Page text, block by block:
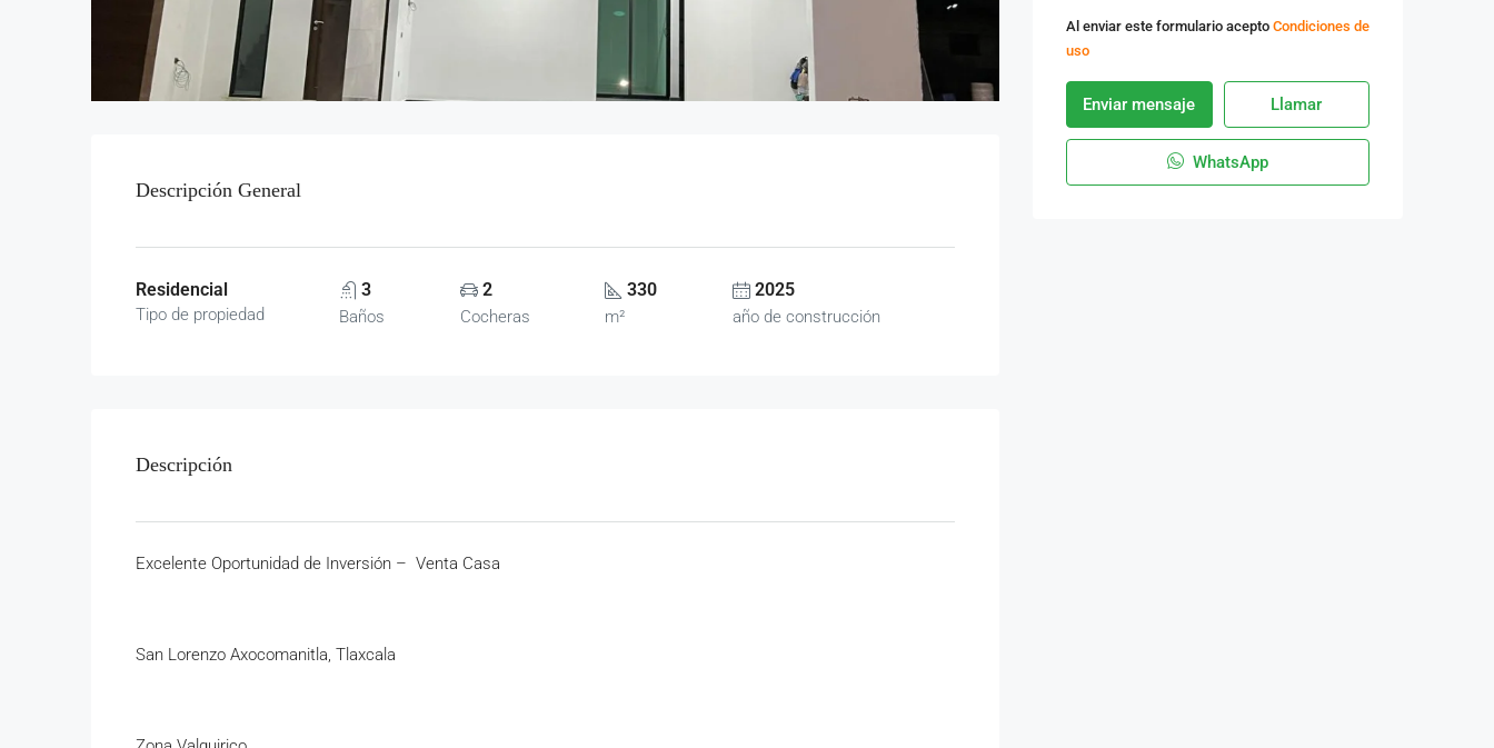
Descripción General
Residencial
Tipo de propiedad
3
Baños
2
Cocheras
330
m²
2025
año de construcción
Descripción
Excelente Oportunidad de Inversión – Venta Casa
San Lorenzo Axocomanitla, Tlaxcala
Al enviar este formulario acepto Condiciones de
uso
Enviar mensaje Llamar
WhatsApp